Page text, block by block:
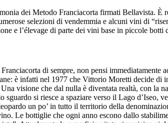
dei Metodo Franciacorta firmati Bellavista.
selezioni di vendemmia e alcuni vini di
e l’élevage di parte dei vini base in piccole botti
di sempre, non pensi
è infatti nel 1977 che Vittorio Moretti decide di
visione che dal nulla è diventata realtà, con la
si riesce a spaziare verso il Lago
un po’ in tutto il territorio della
Le bottiglie che ogni anno escono dallo